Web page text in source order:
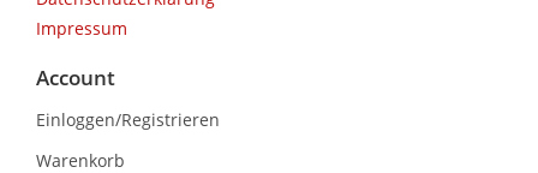
Impressum
Account
Einloggen/Registrieren
Warenkorb